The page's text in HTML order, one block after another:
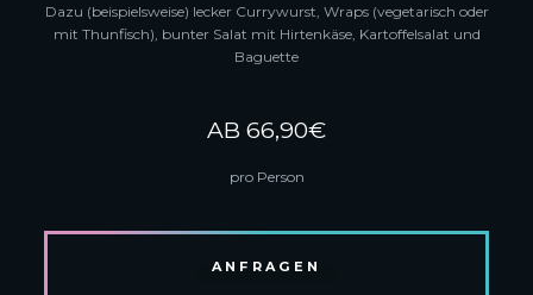
Dazu (beispielsweise) lecker Currywurst, Wraps (vegetarisch oder
mit Thunfisch), bunter Salat mit Hirtenkäse, Kartoffelsalat und
Baguette
AB 66,90€
pro Person
ANFRAGEN